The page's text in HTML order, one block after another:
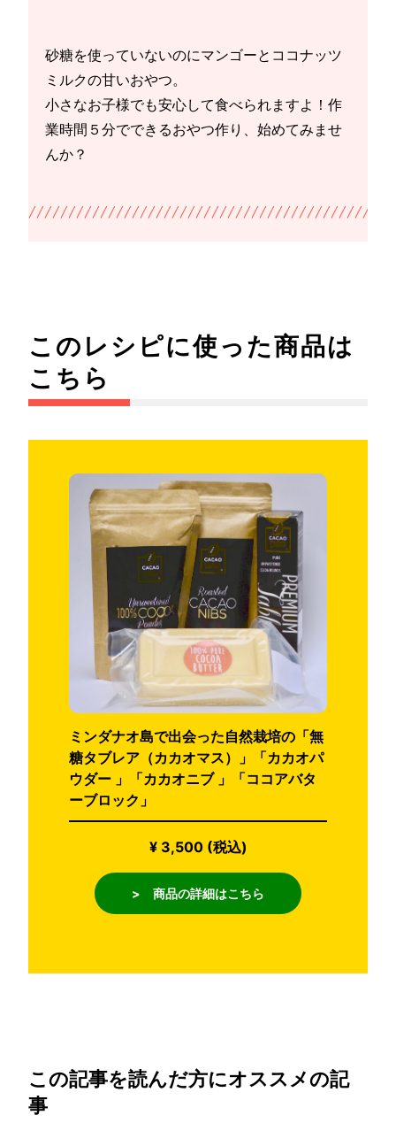
砂糖を使っていないのにマンゴーとココナッツ
ミルクの甘いおやつ。
小さなお子様でも安心して食べられますよ！作
業時間５分でできるおやつ作り、始めてみませ
んか？
このレシピに使った商品は
こちら
ミンダナオ島で出会った自然栽培の「無
糖タブレア（カカオマス）」「カカオパ
ウダー 」「カカオニブ 」「ココアバタ
ーブロック」
¥ 3,500 (税込)
> 商品の詳細はこちら
この記事を読んだ方にオススメの記
事